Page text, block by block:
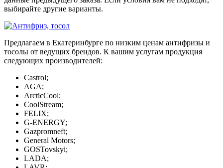
выбирайте другие варианты.
Предлагаем в Екатеринбурге по низким ценам антифризы и
тосолы от ведущих брендов. К вашим услугам продукция
следующих производителей:
Castrol;
AGA;
ArcticCool;
CoolStream;
FELIX;
G-ENERGY;
Gazpromneft;
General Motors;
GOSTovskyi;
LADA;